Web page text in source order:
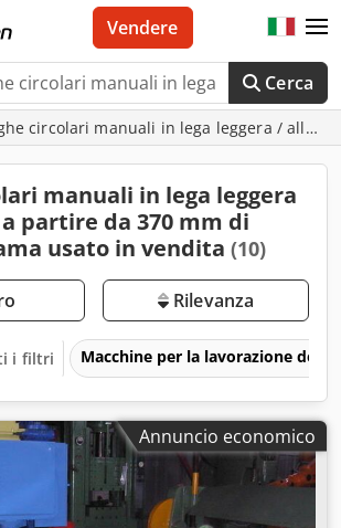
Cerca
Vendere
circolari manuali in lega leggera /
manuali in lega leggera
partire da 370 mm di
usato in vendita (10)
Rilevanza
i filtri Macchine per la lavorazione del
Annuncio economico